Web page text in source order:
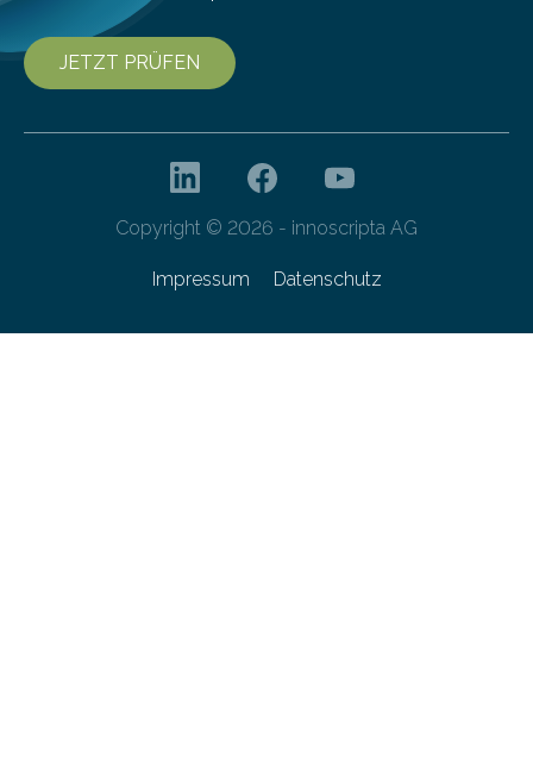
JETZT PRÜFEN
Copyright © 2026 - innoscripta AG
Impressum Datenschutz